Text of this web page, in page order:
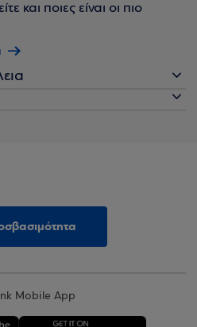
και ποιες είναι οι πιο
Mobile App